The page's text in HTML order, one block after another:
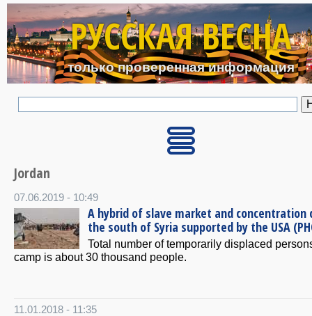
Перейти к основному
РУССКАЯ ВЕСНА
только проверенная информация
Jordan
07.06.2019 - 10:49
A hybrid of slave market and concentration
the south of Syria supported by the USA
Total number of temporarily displaced
camp is about 30 thousand people.
11.01.2018 - 11:35